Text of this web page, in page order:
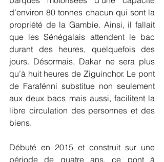
d’environ 80 tonnes chacun qui sont la
propriété de la Gambie. Ainsi, il fallait
que les Sénégalais attendent le bac
durant des heures, quelquefois des
jours. Désormais, Dakar ne sera plus
qu’à huit heures de Ziguinchor. Le pont
de Farafénni substitue non seulement
aux deux bacs mais aussi, facilitent la
libre circulation des personnes et des
biens.
Débuté en 2015 et construit sur une
période de quatre ans, ce pont à